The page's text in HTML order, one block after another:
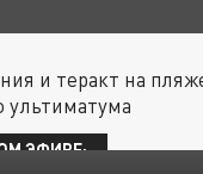
и теракт на
ультиматума
ЭФИРЕ: